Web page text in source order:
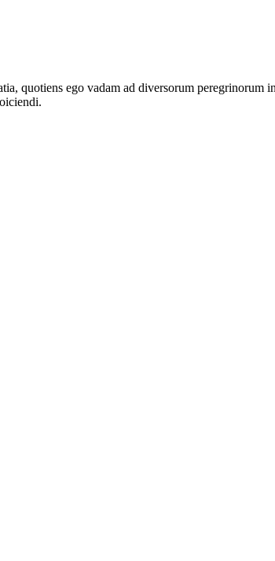
quotiens ego vadam ad diversorum peregrinorum